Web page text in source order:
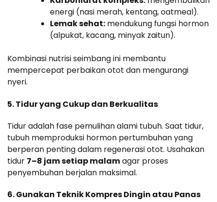
energi (nasi merah, kentang, oatmeal).
Lemak sehat: mendukung fungsi hormon
(alpukat, kacang, minyak zaitun).
Kombinasi nutrisi seimbang ini membantu
mempercepat perbaikan otot dan mengurangi
nyeri.
5. Tidur yang Cukup dan Berkualitas
Tidur adalah fase pemulihan alami tubuh. Saat tidur,
tubuh memproduksi hormon pertumbuhan yang
berperan penting dalam regenerasi otot. Usahakan
tidur 7–8 jam setiap malamagar proses
penyembuhan berjalan maksimal.
6. Gunakan Teknik Kompres Dingin atau Panas